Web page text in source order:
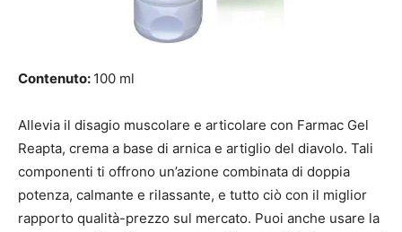
Contenuto: 100 ml
Allevia il disagio muscolare e articolare con Farmac Gel
Reapta, crema a base di arnica e artiglio del diavolo. Tali
componenti ti offrono un’azione combinata di doppia
potenza, calmante e rilassante, e tutto ciò con il miglior
rapporto qualità-prezzo sul mercato. Puoi anche usare la